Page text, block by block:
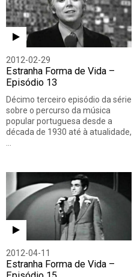
2012-02-29
Estranha Forma de Vida –
Episódio 13
Décimo terceiro episódio da série
sobre o percurso da música
popular portuguesa desde a
década de 1930 até à atualidade,
2012-04-11
Estranha Forma de Vida –